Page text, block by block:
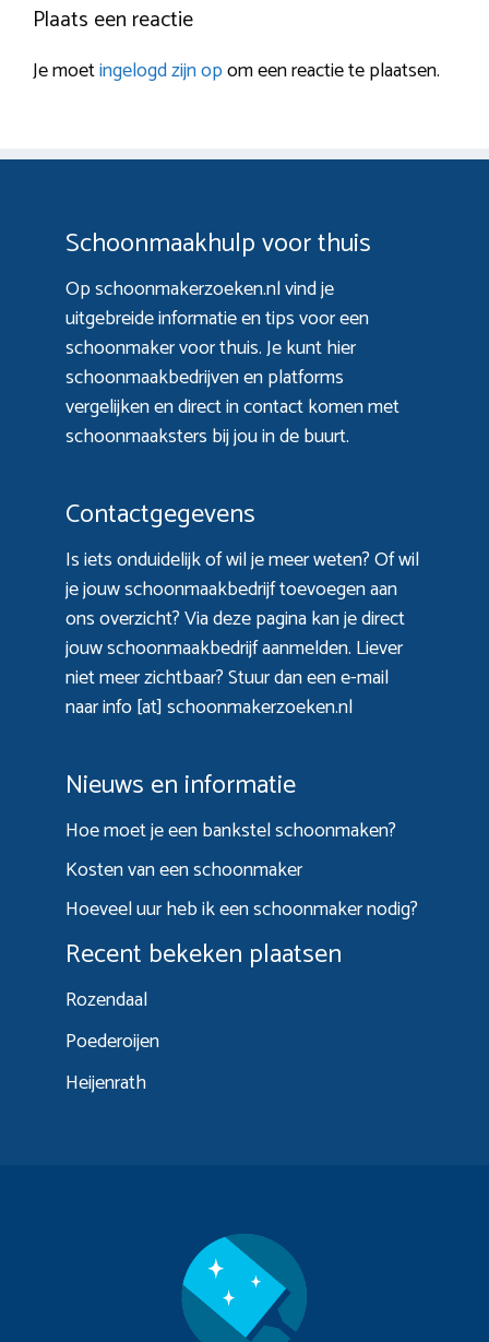
Plaats een reactie
Je moetingelogd zijn opom een reactie te plaatsen.
Schoonmaakhulp voor thuis
Op schoonmakerzoeken.nl vind je
uitgebreide informatie en tips voor een
schoonmaker voor thuis. Je kunt hier
schoonmaakbedrijven en platforms
vergelijken en direct in contact komen met
schoonmaaksters bij jou in de buurt.
Contactgegevens
Is iets onduidelijk of wil je meer weten? Of wil
je jouw schoonmaakbedrijf toevoegen aan
ons overzicht? Viadeze paginakan je direct
jouw schoonmaakbedrijf aanmelden. Liever
niet meer zichtbaar? Stuur dan een e-mail
naar info [at] schoonmakerzoeken.nl
Nieuws en informatie
Hoe moet je een bankstel schoonmaken?
Kosten van een schoonmaker
Hoeveel uur heb ik een schoonmaker nodig?
Recent bekeken plaatsen
Rozendaal
Poederoijen
Heijenrath